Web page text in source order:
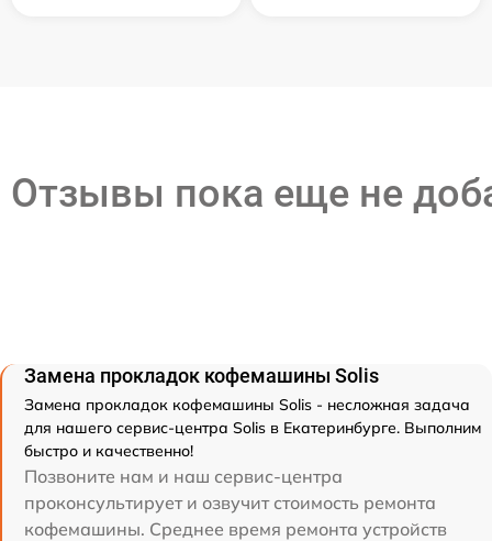
Отзывы пока еще не
Замена прокладок кофемашины Solis
Замена прокладок кофемашины Solis - несложная задача
для нашего сервис-центра Solis в Екатеринбурге. Выполним
быстро и качественно!
Позвоните нам и наш сервис-центра
проконсультирует и озвучит стоимость ремонта
кофемашины. Среднее время ремонта устройств